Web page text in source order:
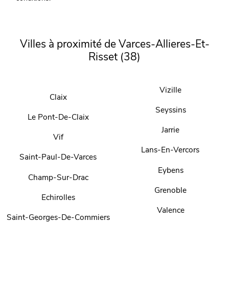
Villes à proximité de Varces-Allieres-Et-
Risset (38)
Claix
Le Pont-De-Claix
Vif
Saint-Paul-De-Varces
Champ-Sur-Drac
Echirolles
Saint-Georges-De-Commiers
Vizille
Seyssins
Jarrie
Lans-En-Vercors
Eybens
Grenoble
Valence